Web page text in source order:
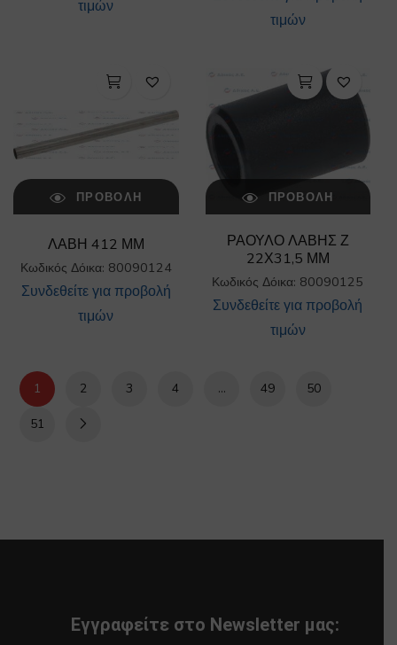
τιμών
τιμών
ΠΡΟΒΟΛΉ
ΛΑΒΗ 412 ΜΜ
Κωδικός Δόικα: 80090124
Συνδεθείτε για προβολή
τιμών
ΠΡΟΒΟΛΉ
ΡΑΟΥΛΟ ΛΑΒΗΣ Ζ
22Χ31,5 ΜΜ
Κωδικός Δόικα: 80090125
Συνδεθείτε για προβολή
τιμών
1 2 3 4 … 49 50
51
Εγγραφείτε στο Newsletter μας: